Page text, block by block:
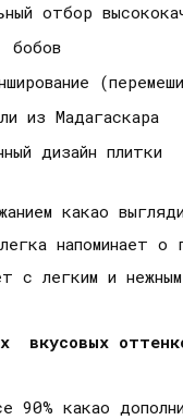
отбор
бобов
из Мадагаскара
дизайн плитки
какао
напоминает о
с легким и
вкусовых
90% какао